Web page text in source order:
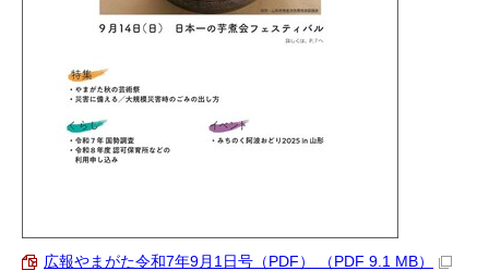
広報やまがた令和7年9月1日号（PDF） （PDF 9.1 MB）